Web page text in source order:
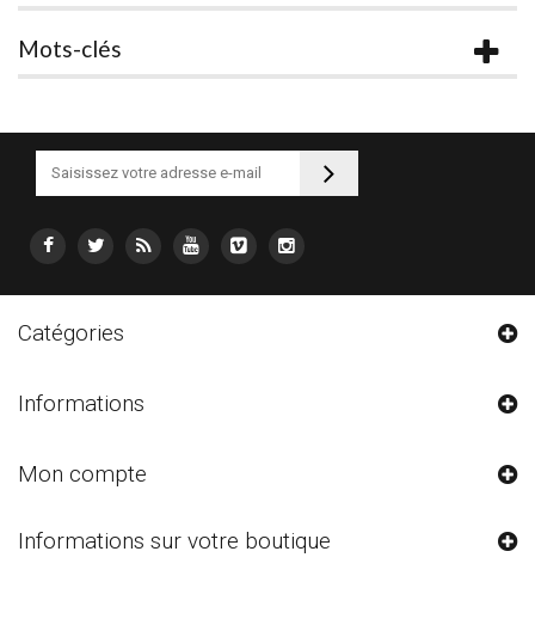
Mots-clés
Catégories
Informations
Mon compte
Informations sur votre boutique